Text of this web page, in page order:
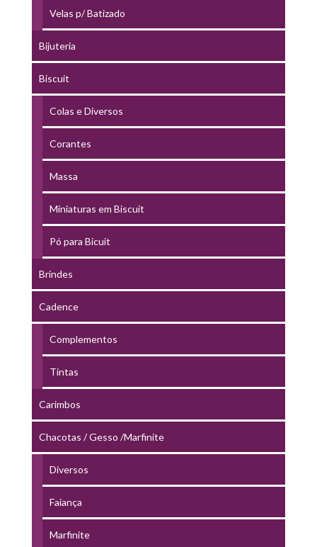
Velas p/ Batizado
Bijuteria
Biscuit
Colas e Diversos
Corantes
Massa
Miniaturas em Biscuit
Pó para Bicuit
Brindes
Cadence
Complementos
Tintas
Carimbos
Chacotas / Gesso /Marfinite
Diversos
Faiança
Marfinite